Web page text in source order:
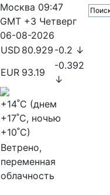
Москва 09:47
GMT +3 Четверг
06-08-2026
USD 80.929 -0.2 ↓
EUR 93.19
-0.392
↓
+14˚C (днем
+17˚C, ночью
+10˚C)
Ветрено,
переменная
облачность